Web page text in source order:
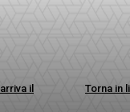
il
Torna in